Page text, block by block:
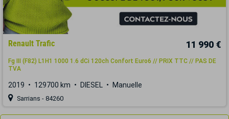
Renault Trafic 11 990 €
Fg III (F82) L1H1 1000 1.6 dCi 120ch Confort Euro6 // PRIX TTC // PAS DE
TVA
2019 129700 km DIESEL Manuelle
Sarrians - 84260